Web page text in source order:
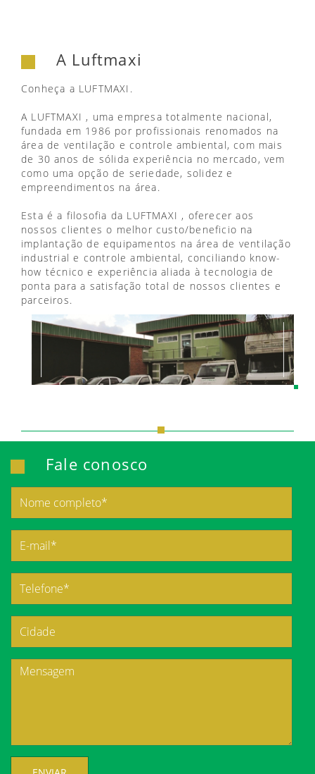
A Luftmaxi
Conheça a LUFTMAXI.
A LUFTMAXI , uma empresa totalmente nacional,
fundada em 1986 por profissionais renomados na
área de ventilação e controle ambiental, com mais
de 30 anos de sólida experiência no mercado, vem
como uma opção de seriedade, solidez e
empreendimentos na área.
Esta é a filosofia da LUFTMAXI , oferecer aos
nossos clientes o melhor custo/beneficio na
implantação de equipamentos na área de ventilação
industrial e controle ambiental, conciliando know-
how técnico e experiência aliada à tecnologia de
ponta para a satisfação total de nossos clientes e
parceiros.
Fale conosco